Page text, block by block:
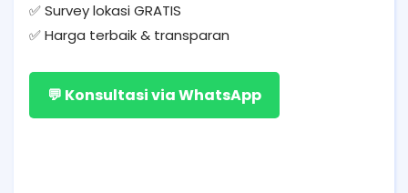
✅ Survey lokasi GRATIS
✅ Harga terbaik & transparan
💬 Konsultasi via WhatsApp